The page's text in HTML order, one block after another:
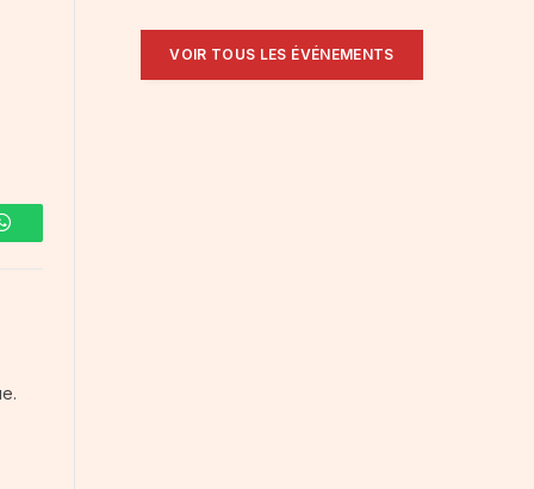
WhatsApp
VOIR TOUS LES ÉVÉNEMENTS